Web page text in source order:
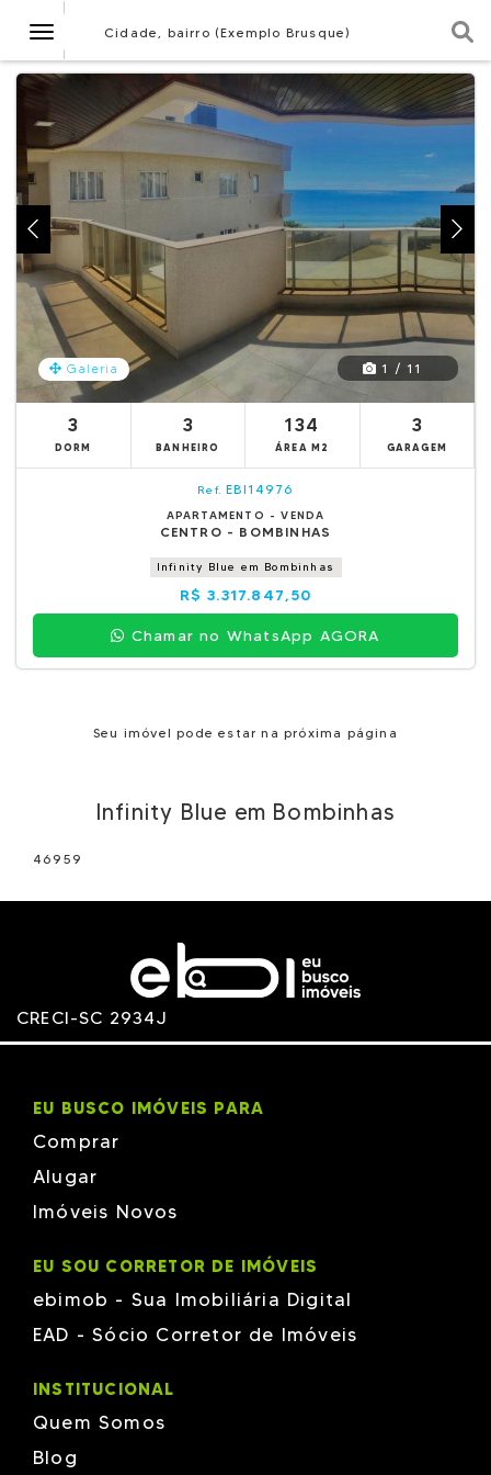
NavegaçãoCidade, bairro (Exemplo Brusque)
Galeria 1 / 11
3
DORM
3
BANHEIRO
134
ÁREA M2
3
GARAGEM
Ref. EBI14976
APARTAMENTO - VENDA
CENTRO - BOMBINHAS
Infinity Blue em Bombinhas
R$ 3.317.847,50
Chamar no WhatsApp AGORA
Seu imóvel pode estar na próxima página
Infinity Blue em Bombinhas
46959
CRECI-SC 2934J
EU BUSCO IMÓVEIS PARA
Comprar
Alugar
Imóveis Novos
EU SOU CORRETOR DE IMÓVEIS
ebimob - Sua Imobiliária Digital
EAD - Sócio Corretor de Imóveis
INSTITUCIONAL
Quem Somos
Blog